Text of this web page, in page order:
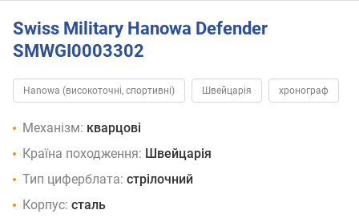
Swiss Military Hanowa Defender
SMWGI0003302
Hanowa (високоточні, спортивні) Швейцарія хронограф
Механізм: кварцові
Країна походження: Швейцарія
Тип циферблата: стрілочний
Корпус: сталь